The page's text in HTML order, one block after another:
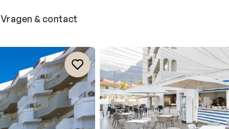
Vragen & contact